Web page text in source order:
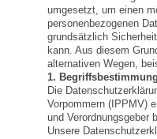
umgesetzt, um einen
personenbezogenen
grundsätzlich
kann. Aus diesem
alternativen Wegen,
1.
Die
Vorpommern (IPPMV)
und Verordnungsgeber
Unsere